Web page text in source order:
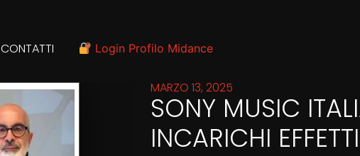
CONTATTI Login Profilo Midance
MARZO 13, 2025
SONY MUSIC
INCARICHI